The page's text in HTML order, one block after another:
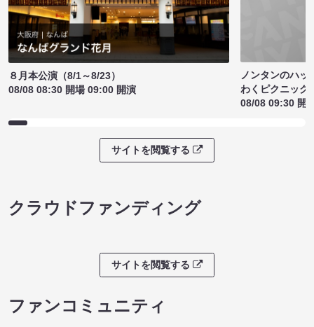
８月本公演（8/1～8/23）
08/08 08:30 開場 09:00 開演
ノンタンのハッ
わくピクニック
08/08 09:30 開
サイトを閲覧する
クラウドファンディング
サイトを閲覧する
ファンコミュニティ